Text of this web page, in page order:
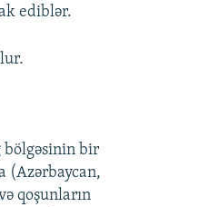
ediblər.
bölgəsinin bir
(Azərbaycan,
qoşunların